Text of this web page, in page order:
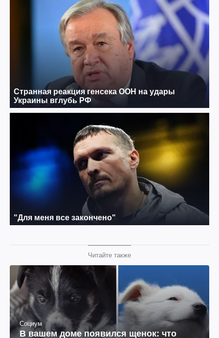
Читайте также
Социум
В вашем доме появился щенок: что